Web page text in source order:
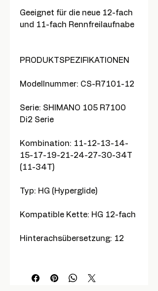
Geeignet für die neue 12-fach
und 11-fach Rennfreilaufnabe
PRODUKTSPEZIFIKATIONEN
Modellnummer: CS-R7101-12
Serie: SHIMANO 105 R7100
Di2 Serie
Kombination: 11-12-13-14-
15-17-19-21-24-27-30-34T
(11-34T)
Typ: HG (Hyperglide)
Kompatible Kette: HG 12-fach
Hinterachsübersetzung: 12